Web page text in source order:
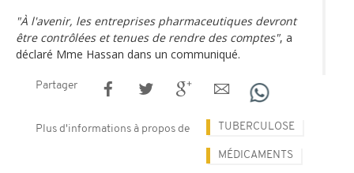
"À l'avenir, les entreprises pharmaceutiques devront
être contrôlées et tenues de rendre des comptes", a
déclaré Mme Hassan dans un communiqué.
Partager
Plus d'informations à propos de TUBERCULOSE
MÉDICAMENTS